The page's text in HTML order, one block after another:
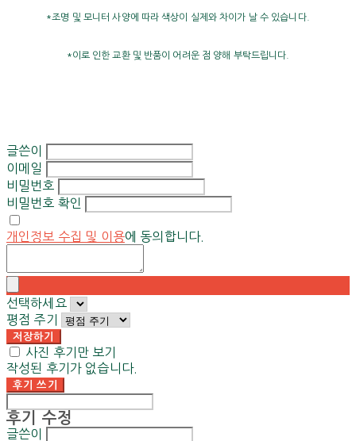
*조명 및 모니터 사양에 따라 색상이 실제와 차이가 날 수 있습니다.
*이로 인한 교환 및 반품이 어려운 점 양해 부탁드립니다.
글쓴이
이메일
비밀번호
비밀번호 확인
개인정보 수집 및 이용에 동의합니다.
선택하세요
평점 주기
저장하기
사진 후기만 보기
작성된 후기가 없습니다.
후기 쓰기
후기 수정
글쓴이